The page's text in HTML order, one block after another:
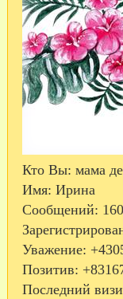
Кто Вы: мама
Имя: Ирина
Сообщений:
Уважение:
Позитив:
Последний